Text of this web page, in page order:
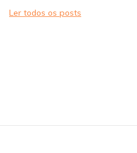
Ler todos os posts